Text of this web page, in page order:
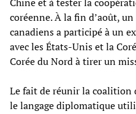
coréenne. À la fin d’août,
canadiens a participé à un
avec les États-Unis et la
Corée du Nord à tirer un
Le fait de réunir la coalition
le langage diplomatique